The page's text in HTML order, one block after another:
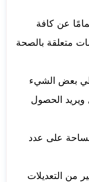
عن كافة
متعلقة بالصحة
بعض الشيء
ويريد الحصول
على عدد
من التعديلات